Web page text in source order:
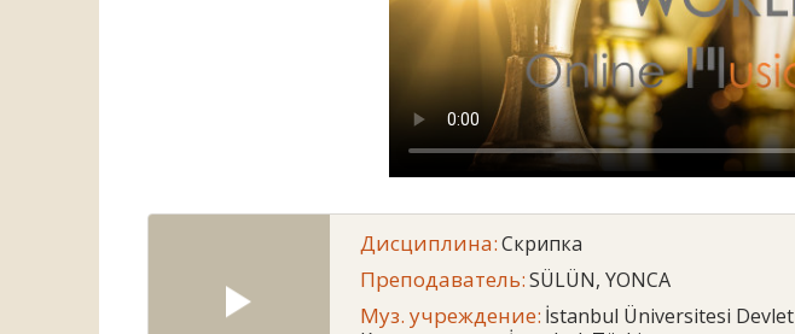
Дисциплина:Скрипка
Преподаватель:SÜLÜN, YONCA
Муз. учреждение: İstanbul Üniversitesi Devlet